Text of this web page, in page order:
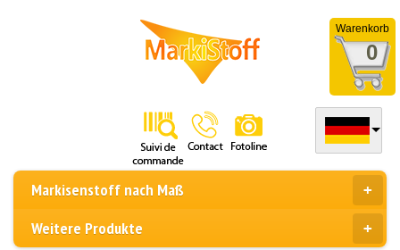
Warenkorb
0
Markisenstoff nach Maß
Weitere Produkte